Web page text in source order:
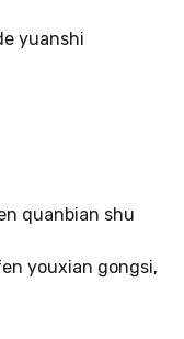
yuanshi
quanbian shu
youxian gongsi,